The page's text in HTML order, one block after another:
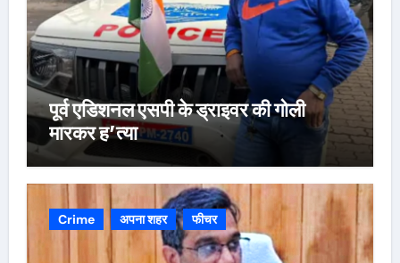
पूर्व एडिशनल एसपी के ड्राइवर की गोली
मारकर ह’त्या
Crime अपना शहर फीचर